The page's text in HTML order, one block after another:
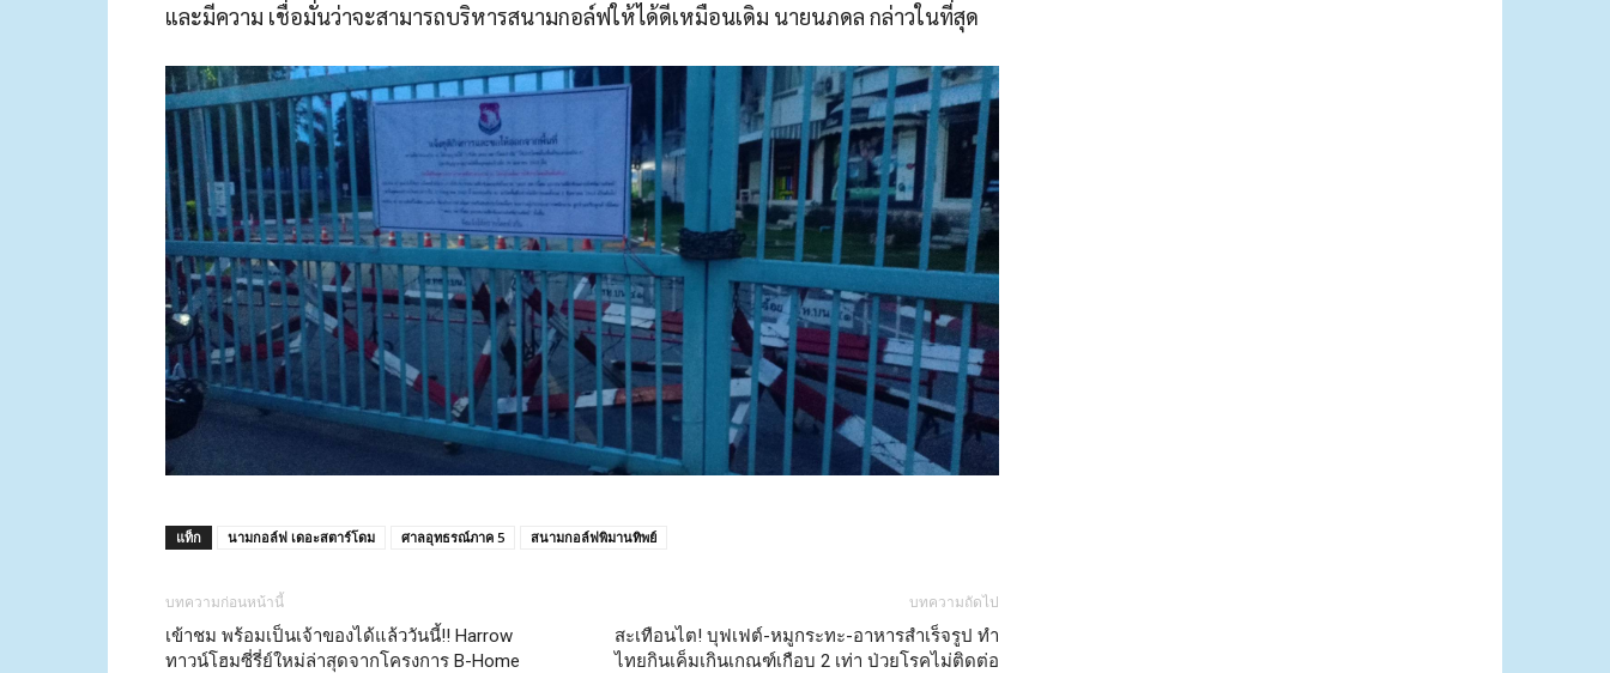
และมีความ เชื่อมั่นว่าจะสามารถบริหารสนามกอล์ฟให้ได้ดีเหมือนเดิม นายนภดล กล่าวในที่สุด
แท็ก นามกอล์ฟ เดอะสตาร์โดม ศาลอุทธรณ์ภาค 5 สนามกอล์ฟพิมานทิพย์
บทความก่อนหน้านี้
เข้าชม พร้อมเป็นเจ้าของได้แล้ววันนี้!! Harrow
ทาวน์โฮมซี่รี่ย์ใหม่ล่าสุดจากโครงการ B-Home
บทความถัดไป
สะเทือนไต! บุฟเฟต์-หมูกระทะ-อาหารสำเร็จรูป ทำ
ไทยกินเค็มเกินเกณฑ์เกือบ 2 เท่า ป่วยโรคไม่ติดต่อ